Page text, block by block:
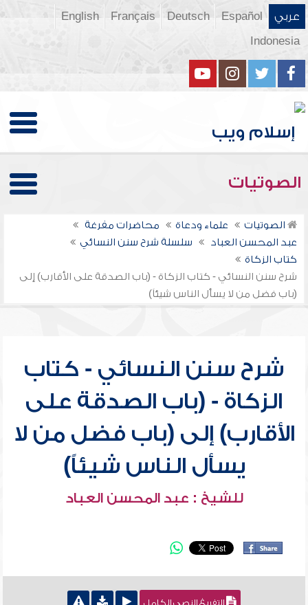
عربي Español
Deutsch
Français
English
Indonesia
الصوتيات
الصوتيات علماء ودعاة
محاضرات مفرغة
عبد المحسن العباد
سلسلة شرح سنن النسائي
كتاب الزكاة
شرح سنن النسائي - كتاب الزكاة - (باب الصدقة على الأقارب) إلى
(باب فضل من لا يسأل الناس شيئاً)
شرح سنن النسائي - كتاب
الزكاة - (باب الصدقة على
الأقارب) إلى (باب فضل من لا
يسأل الناس شيئاً)
للشيخ : عبد المحسن العباد
التفريغ النصي الكامل